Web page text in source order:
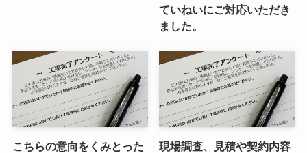
ていねいにご対応いただき
ました。
こちらの意向をくみとった
現場調査、見積や契約内容